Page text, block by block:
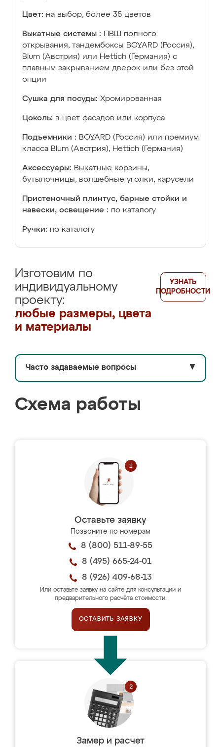
Цвет: на выбор, более 35 цветов
Выкатные системы :
ПВШ полного
открывания, тандембоксы BOYARD (Россия),
Blum (Австрия) или Hettich (Германия) с
плавным закрыванием дверок или без этой
опции
Сушка для посуды: Хромированная
Цоколь: в цвет фасадов или корпуса
Подъемники : BOYARD (Россия) или премиум
класса Blum (Австрия), Hettich (Германия)
Аксессуары: Выкатные корзины,
бутылочницы, волшебные уголки, карусели
Пристеночный плинтус, барные стойки и
навески, освещение : по каталогу
Ручки: по каталогу
Изготовим по
индивидуальному
проекту:
любые размеры, цвета
и материалы
УЗНАТЬ
ПОДРОБНОСТИ
Часто задаваемые вопросы ▼
Схема работы
Оставьте заявку
Позвоните по номерам
8 (800) 511-89-55
8 (495) 665-24-01
8 (926) 409-68-13
Или оставьте заявку на сайте для консультации и
предварительного расчёта стоимости.
ОСТАВИТЬ ЗАЯВКУ
Замер и расчет